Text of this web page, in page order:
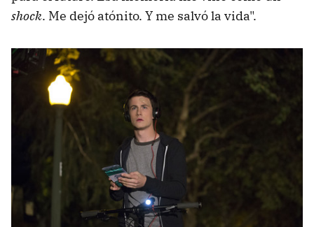
shock. Me dejó atónito. Y me salvó la vida".